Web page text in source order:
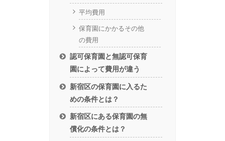
平均費用
保育園にかかるその他
の費用
認可保育園と無認可保育
園によって費用が違う
新宿区の保育園に入るた
めの条件とは？
新宿区にある保育園の無
償化の条件とは？